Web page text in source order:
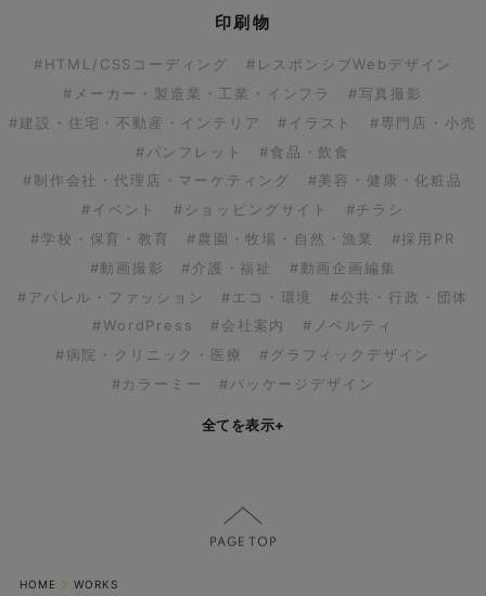
印刷物
#HTML/CSSコーディング
#レスポンシブWebデザイン
#メーカー・製造業・工業・インフラ
#写真撮影
#建設・住宅・不動産・インテリア
#イラスト
#専門店・小売
#パンフレット
#食品・飲食
#制作会社・代理店・マーケティング
#美容・健康・化粧品
#イベント
#ショッピングサイト
#チラシ
#学校・保育・教育
#農園・牧場・自然・漁業
#採用PR
#動画撮影
#介護・福祉
#動画企画編集
#アパレル・ファッション
#エコ・環境
#公共・行政・団体
#WordPress
#会社案内
#ノベルティ
#病院・クリニック・医療
#グラフィックデザイン
#カラーミー
#パッケージデザイン
全てを表示+
HOME WORKS